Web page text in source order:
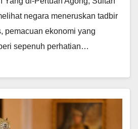
negara meneruskan tadbir
pemacuan ekonomi yang
sepenuh perhatian…